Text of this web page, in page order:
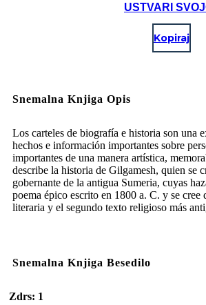
USTVARI
Kopiraj
Snemalna Knjiga Opis
Los carteles de biografía e historia son una
hechos e información importantes sobre
importantes de una manera artística,
describe la historia de Gilgamesh, quien se
gobernante de la antigua Sumeria, cuyas
poema épico escrito en 1800 a. C. y se cree
literaria y el segundo texto religioso más
Snemalna Knjiga Besedilo
Zdrs: 1